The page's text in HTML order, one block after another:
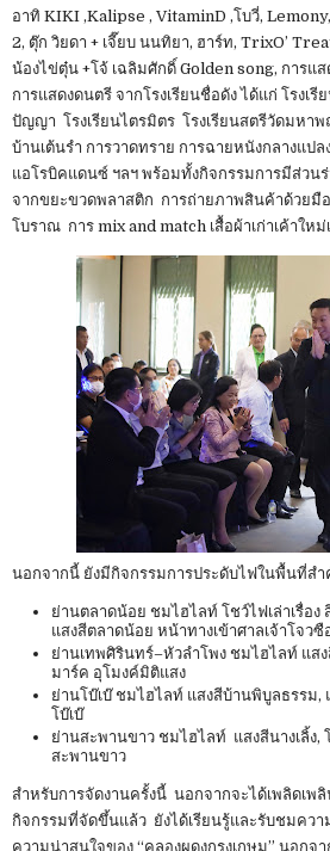
อาทิ KIKI ,Kalipse , VitaminD ,โบวี่,
2, ตุ๊ก วิยดา + เจี๊ยบ นนทิยา, ฮาร์ท, TrixO’
น้องไข่ตุ๋น +โจ้ เฉลิมศักดิ์ Golden song, การแส
การแสดงดนตรี จากโรงเรียนชื่อดัง ได้แก่ โรงเรี
ปัญญา โรงเรียนไตรมิตร โรงเรียนสตรีวัดมหา
บ้านเต้นรำ การวาดทราย การฉายหนังกลางแปล
แอโรบิคแดนซ์ ฯลฯ พร้อมทั้งกิจกรรมการมีส่วน
จากขยะขวดพลาสติก การถ่ายภาพสินค้าด้วยมือ
โบราณ การ mix and match เสื้อผ้าเก่าเค้าใหม่
นอกจากนี้ ยังมีกิจกรรมการประดับไฟในพื้นที่ส
ย่านตลาดน้อย ชมไฮไลท์ โชว์ไฟเล่าเรื่อ
แสงสีตลาดน้อย หน้าทางเข้าศาลเจ้าโจวซื
ย่านเทพศิรินทร์–หัวลำโพง ชมไฮไลท์ แส
มาร์ค อุโมงค์มิติแสง
ย่านโบ๊เบ๊ ชมไฮไลท์ แสงสีบ้านพิบูลธรรม,
โบ๊เบ๊
ย่านสะพานขาว ชมไฮไลท์ แสงสีนางเลิ้ง,
สะพานขาว
สำหรับการจัดงานครั้งนี้ นอกจากจะได้เพลิดเพ
กิจกรรมที่จัดขึ้นแล้ว ยังได้เรียนรู้และรับชมควา
ความน่าสนใจของ “คลองผดุงกรุงเกษม” นอกจ